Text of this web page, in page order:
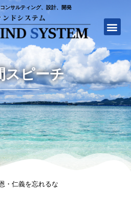
ンサルティング、設計、開発
スピーチ
・仁義を忘れるな